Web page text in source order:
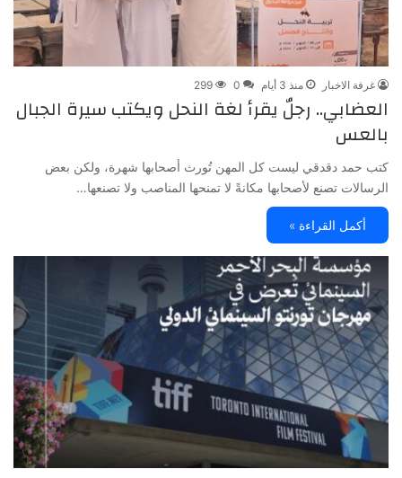
غرفة الاخبار منذ 3 أيام 0
299
العضابي.. رجلٌ يقرأ لغة النحل ويكتب سيرة الجبال
بالعس
كتب حمد دقدقي ليست كل المهن تُورث أصحابها شهرة، ولكن بعض
الرسالات تصنع لأصحابها مكانةً لا تمنحها المناصب ولا تصنعها…
أكمل القراءة »